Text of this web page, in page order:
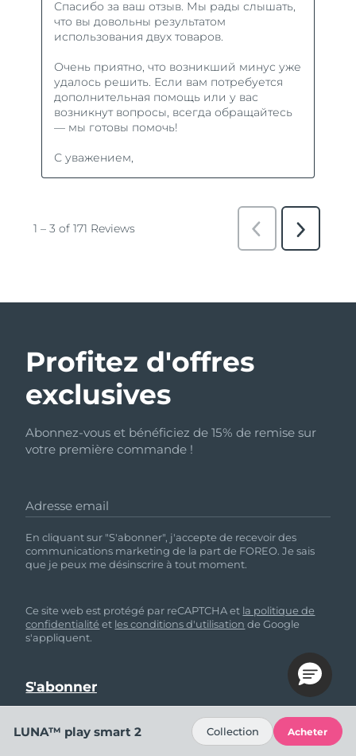
Profitez d'offres
exclusives
Abonnez-vous et bénéficiez de 15% de remise sur
votre première commande !
Adresse email
En cliquant sur "S'abonner", j'accepte de recevoir des
communications marketing de la part de FOREO. Je sais
que je peux me désinscrire à tout moment.
Ce site web est protégé par reCAPTCHA et la politique de
confidentialité et les conditions d'utilisation de Google
s'appliquent.
LUNA™ play smart 2 Collection Acheter